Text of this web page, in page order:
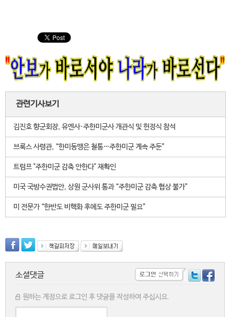
관련기사보기
김진호 향군회장, 유엔사·주한미군사 개관식 및 헌정식 참석
브룩스 사령관, “한미동맹은 철통…주한미군 계속 주둔”
트럼프 "주한미군 감축 안한다" 재확인
미국 국방수권법안, 상원 군사위 통과 “주한미군 감축 협상 불가”
미 전문가 “한반도 비핵화 후에도 주한미군 필요”
소셜댓글
원하는 계정으로 로그인 후 댓글을 작성하여 주십시요.